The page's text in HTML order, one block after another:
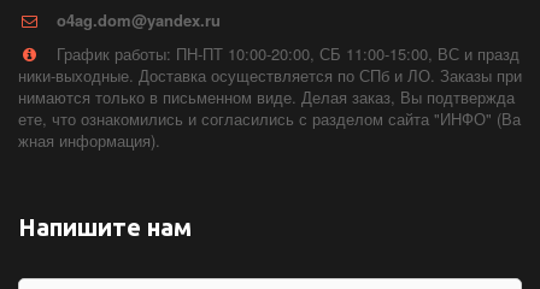
o4ag.dom@yandex.ru
График работы: ПН-ПТ 10:00-20:00, СБ 11:00-15:00, ВС и празд
ники-выходные. Доставка осуществляется по СПб и ЛО. Заказы при
нимаются только в письменном виде. Делая заказ, Вы подтвержда
ете, что ознакомились и согласились с разделом сайта "ИНФО" (Ва
жная информация).
Напишите нам